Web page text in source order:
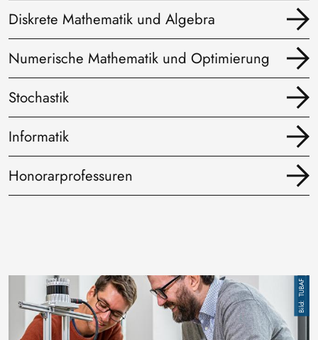
Diskrete Mathematik und Algebra
Numerische Mathematik und Optimierung
Stochastik
Informatik
Honorarprofessuren
TUBAF